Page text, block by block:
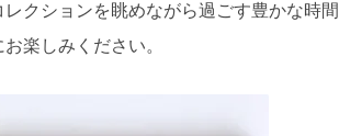
クションを眺めながら過ごす豊かな時間
楽しみください。